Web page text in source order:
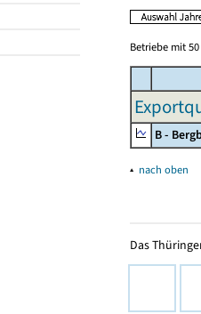
Betriebe mit
B -
▴ nach oben
Das